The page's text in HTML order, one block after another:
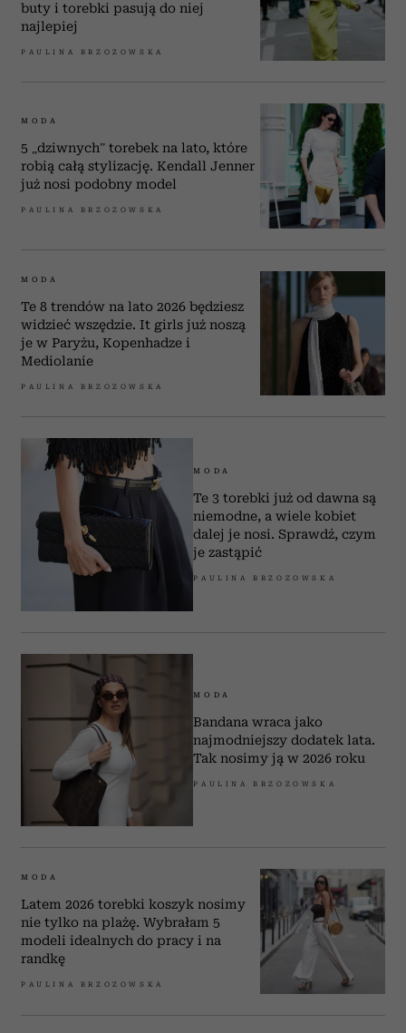
buty i torebki pasują do niej
najlepiej
PAULINA BRZOZOWSKA
MODA
5 „dziwnych” torebek na lato, które
robią całą stylizację. Kendall Jenner
już nosi podobny model
PAULINA BRZOZOWSKA
MODA
Te 8 trendów na lato 2026 będziesz
widzieć wszędzie. It girls już noszą
je w Paryżu, Kopenhadze i
Mediolanie
PAULINA BRZOZOWSKA
MODA
Te 3 torebki już od dawna są
niemodne, a wiele kobiet
dalej je nosi. Sprawdź, czym
je zastąpić
PAULINA BRZOZOWSKA
MODA
Bandana wraca jako
najmodniejszy dodatek lata.
Tak nosimy ją w 2026 roku
PAULINA BRZOZOWSKA
MODA
Latem 2026 torebki koszyk nosimy
nie tylko na plażę. Wybrałam 5
modeli idealnych do pracy i na
randkę
PAULINA BRZOZOWSKA